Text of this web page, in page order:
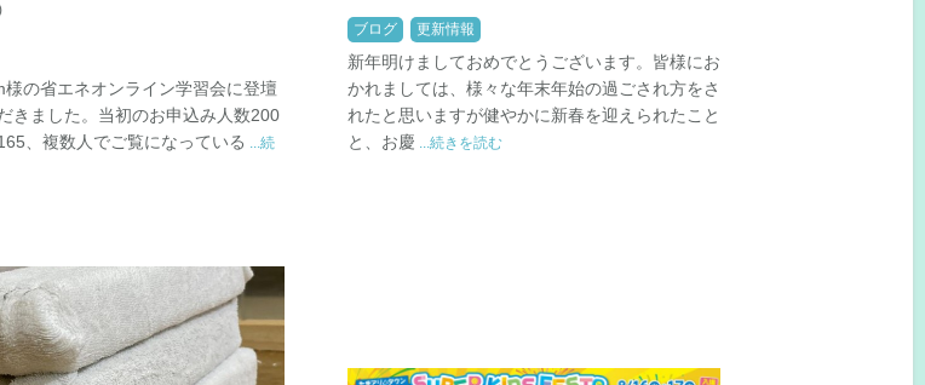
様の省エネオンライン学習会に登壇
きました。当初のお申込み人数200
、複数人でご覧になっている ...続
ブログ 更新情報
新年明けましておめでとうございます。皆様にお
かれましては、様々な年末年始の過ごされ方をさ
れたと思いますが健やかに新春を迎えられたこと
と、お慶 ...続きを読む